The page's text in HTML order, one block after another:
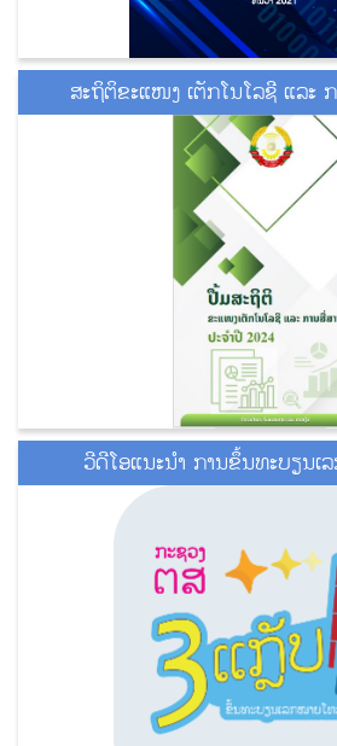
ສະຖິຕິຂະແໜງ ເຕັກໂນໂລຊີ ແລະ
ວີດີໂອແນະນໍາ ການຂຶ້ນທະບຽນເ